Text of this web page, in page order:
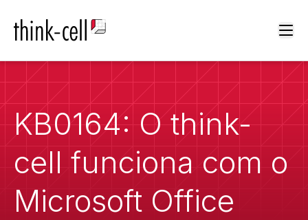
KB0164: O think-
cell funciona com o
Microsoft Office